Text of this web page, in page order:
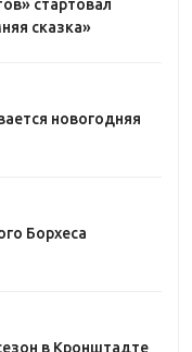
стартовал
сказка»
новогодняя
Борхеса
в Кронштадте